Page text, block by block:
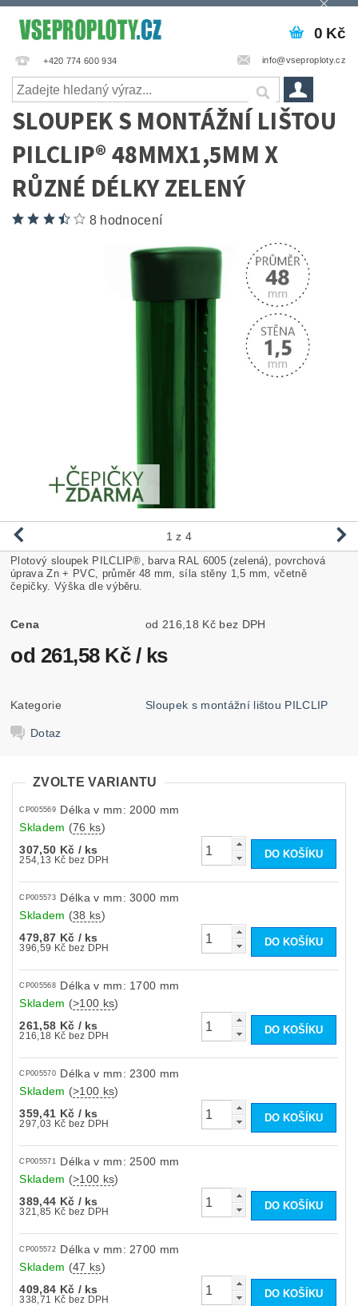
+420 774 600 934 info@vseproploty.cz
0 Kč
SLOUPEK S MONTÁŽNÍ LIŠTOU
PILCLIP® 48MMX1,5MM X
RŮZNÉ DÉLKY ZELENÝ
8 hodnocení
1 z 4
Plotový sloupek PILCLIP®, barva RAL 6005 (zelená), povrchová
úprava Zn + PVC, průměr 48 mm, síla stěny 1,5 mm, včetně
čepičky. Výška dle výběru.
Cena od 216,18 Kč bez DPH
od 261,58 Kč / ks
Kategorie Sloupek s montážní lištou PILCLIP
Dotaz
ZVOLTE VARIANTU
CP005569
Délka v mm: 2000 mm
Skladem (76 ks)
307,50 Kč / ks
254,13 Kč bez DPH
CP005573
Délka v mm: 3000 mm
Skladem (38 ks)
479,87 Kč / ks
396,59 Kč bez DPH
CP005568
Délka v mm: 1700 mm
Skladem (>100 ks)
261,58 Kč / ks
216,18 Kč bez DPH
CP005570
Délka v mm: 2300 mm
Skladem (>100 ks)
359,41 Kč / ks
297,03 Kč bez DPH
CP005571
Délka v mm: 2500 mm
Skladem (>100 ks)
389,44 Kč / ks
321,85 Kč bez DPH
CP005572
Délka v mm: 2700 mm
Skladem (47 ks)
409,84 Kč / ks
338,71 Kč bez DPH